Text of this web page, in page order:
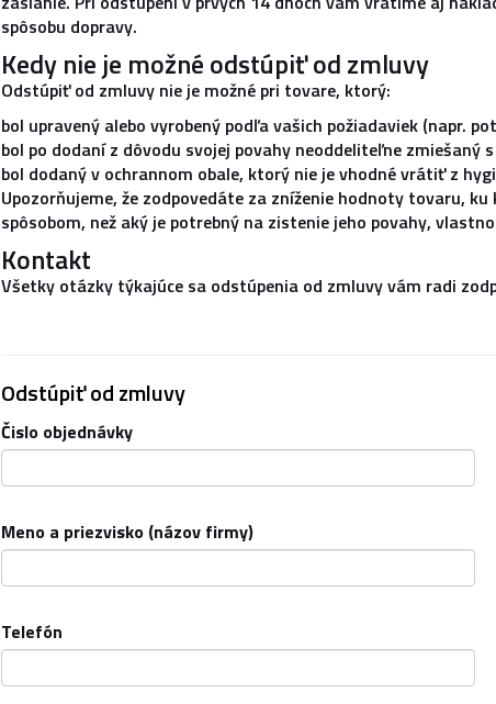
spôsobu dopravy.
Kedy nie je možné odstúpiť od zmluvy
Odstúpiť od zmluvy nie je možné pri tovare, ktorý:
bol upravený alebo vyrobený podľa vašich požiadaviek (napr.
bol po dodaní z dôvodu svojej povahy neoddeliteľne zmiešaný
bol dodaný v ochrannom obale, ktorý nie je vhodné vrátiť z
Upozorňujeme, že zodpovedáte za zníženie hodnoty tovaru,
spôsobom, než aký je potrebný na zistenie jeho povahy,
Kontakt
Všetky otázky týkajúce sa odstúpenia od zmluvy vám radi
Odstúpiť od zmluvy
Čislo objednávky
Meno a priezvisko (názov firmy)
Telefón